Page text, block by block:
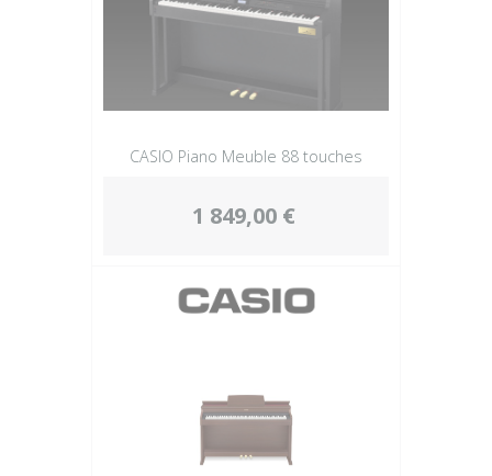
CASIO Piano Meuble 88 touches
1 849,00 €